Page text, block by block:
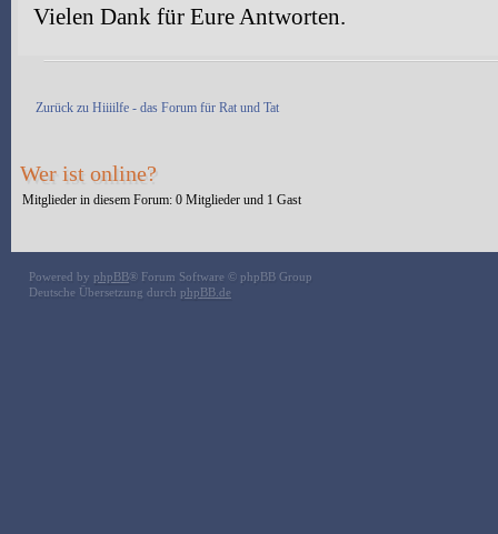
Vielen Dank für Eure Antworten.
Zurück zu Hiiiilfe - das Forum für Rat und Tat
Wer ist online?
Mitglieder in diesem Forum: 0 Mitglieder und 1 Gast
Powered by phpBB® Forum Software © phpBB Group
Deutsche Übersetzung durch phpBB.de